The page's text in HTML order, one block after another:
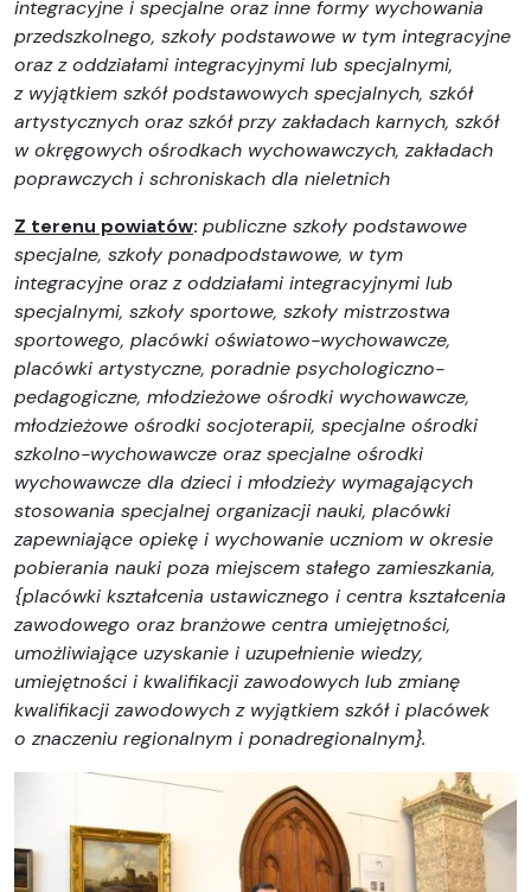
integracyjne i specjalne oraz inne formy wychowania
przedszkolnego, szkoły podstawowe w tym integracyjne
oraz z oddziałami integracyjnymi lub specjalnymi,
z wyjątkiem szkół podstawowych specjalnych, szkół
artystycznych oraz szkół przy zakładach karnych, szkół
w okręgowych ośrodkach wychowawczych, zakładach
poprawczych i schroniskach dla nieletnich
Z terenu powiatów: publiczne szkoły podstawowe
specjalne, szkoły ponadpodstawowe, w tym
integracyjne oraz z oddziałami integracyjnymi lub
specjalnymi, szkoły sportowe, szkoły mistrzostwa
sportowego, placówki oświatowo-wychowawcze,
placówki artystyczne, poradnie psychologiczno-
pedagogiczne, młodzieżowe ośrodki wychowawcze,
młodzieżowe ośrodki socjoterapii, specjalne ośrodki
szkolno-wychowawcze oraz specjalne ośrodki
wychowawcze dla dzieci i młodzieży wymagających
stosowania specjalnej organizacji nauki, placówki
zapewniające opiekę i wychowanie uczniom w okresie
pobierania nauki poza miejscem stałego zamieszkania,
{placówki kształcenia ustawicznego i centra kształcenia
zawodowego oraz branżowe centra umiejętności,
umożliwiające uzyskanie i uzupełnienie wiedzy,
umiejętności i kwalifikacji zawodowych lub zmianę
kwalifikacji zawodowych z wyjątkiem szkół i placówek
o znaczeniu regionalnym i ponadregionalnym}.